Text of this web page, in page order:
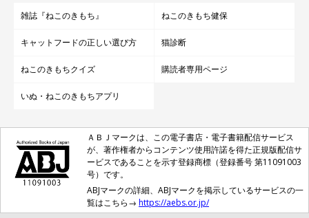
雑誌『ねこのきもち』 ねこのきもち健保
キャットフードの正しい選び方 猫診断
ねこのきもちクイズ 購読者専用ページ
いぬ・ねこのきもちアプリ
ＡＢＪマークは、この電子書店・電子書籍配信サービス
が、著作権者からコンテンツ使用許諾を得た正規版配信サ
ービスであることを示す登録商標（登録番号 第11091003
号）です。
ABJマークの詳細、ABJマークを掲示しているサービスの一
覧はこちら→ https://aebs.or.jp/